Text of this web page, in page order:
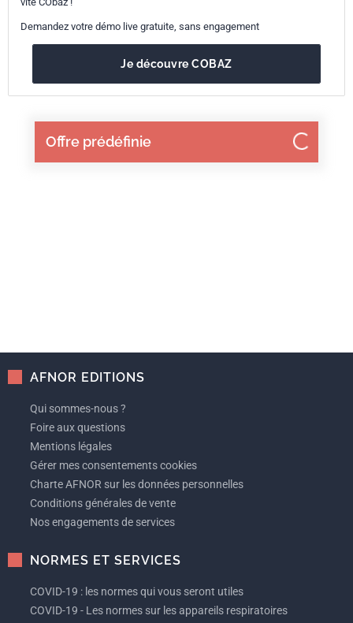
Offre prédéfinie
Demandez votre démo live gratuite, sans engagement
Je découvre COBAZ
AFNOR EDITIONS
Qui sommes-nous ?
Foire aux questions
Mentions légales
Gérer mes consentements cookies
Charte AFNOR sur les données personnelles
Conditions générales de vente
Nos engagements de services
NORMES ET SERVICES
COVID-19 : les normes qui vous seront utiles
COVID-19 - Les normes sur les appareils respiratoires